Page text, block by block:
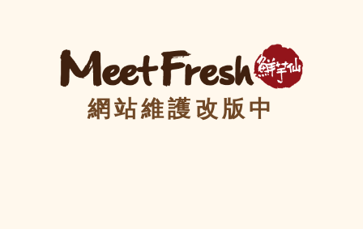
網站維護改版中